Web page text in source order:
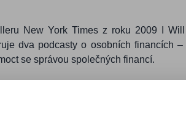
New York Times z roku 2009 I
dva podcasty o osobních financích
se správou společných financí.